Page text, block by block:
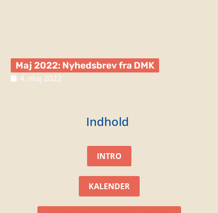
Maj 2022: Nyhedsbrev fra DMK
4. maj 2022
Indhold
INTRO
KALENDER